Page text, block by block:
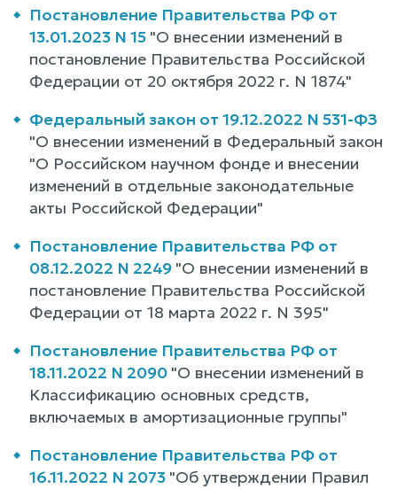
Постановление Правительства РФ от
13.01.2023 N 15 "О внесении изменений в
постановление Правительства Российской
Федерации от 20 октября 2022 г. N 1874"
Федеральный закон от 19.12.2022 N 531-ФЗ
"О внесении изменений в Федеральный закон
"О Российском научном фонде и внесении
изменений в отдельные законодательные
акты Российской Федерации"
Постановление Правительства РФ от
08.12.2022 N 2249 "О внесении изменений в
постановление Правительства Российской
Федерации от 18 марта 2022 г. N 395"
Постановление Правительства РФ от
18.11.2022 N 2090 "О внесении изменений в
Классификацию основных средств,
включаемых в амортизационные группы"
Постановление Правительства РФ от
16.11.2022 N 2073 "Об утверждении Правил